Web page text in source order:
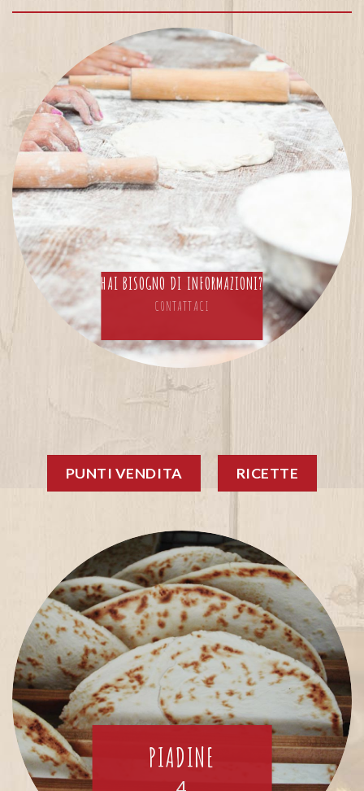
HAI BISOGNO DI INFORMAZIONI?
CONTATTACI
PUNTI VENDITA RICETTE
PIADINE